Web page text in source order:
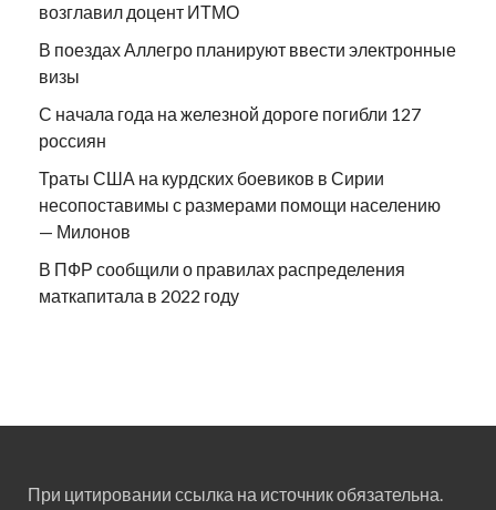
возглавил доцент ИТМО
В поездах Аллегро планируют ввести электронные
визы
С начала года на железной дороге погибли 127
россиян
Траты США на курдских боевиков в Сирии
несопоставимы с размерами помощи населению
— Милонов
В ПФР сообщили о правилах распределения
маткапитала в 2022 году
При цитировании ссылка на источник обязательна.